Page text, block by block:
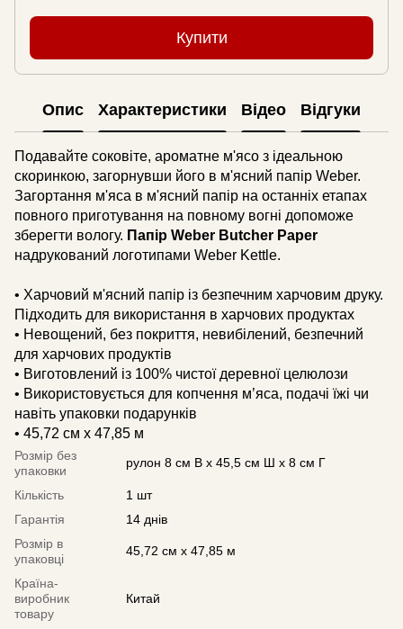
Купити
Опис Характеристики Відео Відгуки
Подавайте соковіте, ароматне м'ясо з ідеальною
скоринкою, загорнувши його в м'ясний папір Weber.
Загортання м'яса в м'ясний папір на останніх етапах
повного приготування на повному вогні допоможе
зберегти вологу. Папір Weber Butcher Paper
надрукований логотипами Weber Kettle.
• Харчовий м'ясний папір із безпечним харчовим друку.
Підходить для використання в харчових продуктах
• Невощений, без покриття, невибілений, безпечний
для харчових продуктів
• Виготовлений із 100% чистої деревної целюлози
• Використовується для копчення м’яса, подачі їжі чи
навіть упаковки подарунків
• 45,72 см x 47,85 м
Розмір без
упаковки
рулон 8 см В x 45,5 см Ш x 8 см Г
Кількість
1 шт
Гарантія
14 днів
Розмір в
упаковці
45,72 см x 47,85 м
Країна-
виробник
товару
Китай